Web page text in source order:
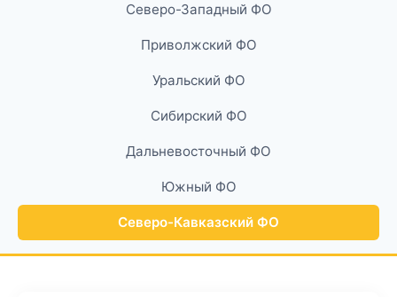
Северо-Западный ФО
Приволжский ФО
Уральский ФО
Сибирский ФО
Дальневосточный ФО
Южный ФО
Северо-Кавказский ФО